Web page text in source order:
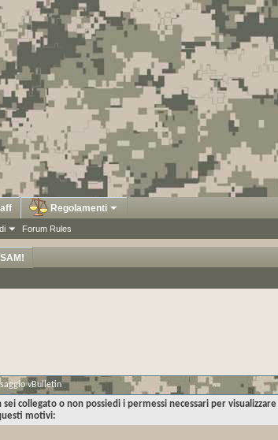
Forum Rules
Regolamenti
vBulletin
sei collegato o non possiedi i permessi necessari per
motivi: